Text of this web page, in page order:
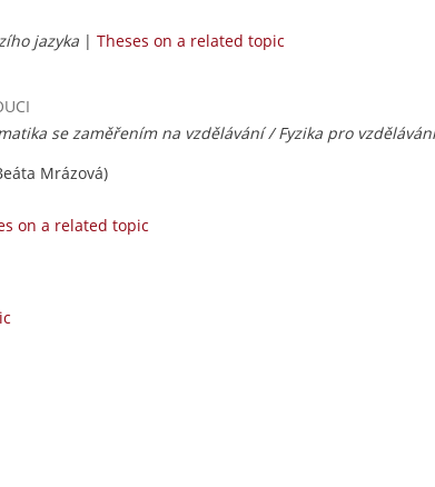
jazyka | Theses on a related topic
se zaměřením na vzdělávání / Fyzika pro vzdělávání
Mrázová)
on a related topic